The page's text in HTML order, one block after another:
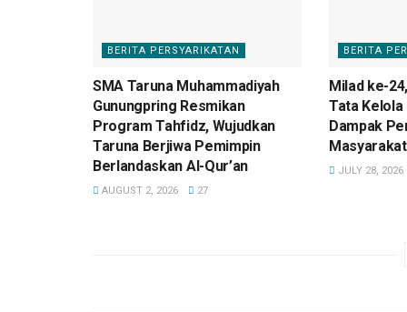
BERITA PERSYARIKATAN
SMA Taruna Muhammadiyah
Gunungpring Resmikan
Program Tahfidz, Wujudkan
Taruna Berjiwa Pemimpin
Berlandaskan Al-Qur’an
AUGUST 2, 2026 27
BERITA
Milad ke-
Tata Kelola
Dampak
Masyarakat
JULY 28, 2026